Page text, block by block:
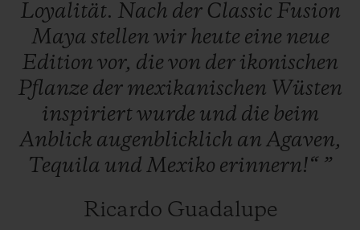
Loyalität. Nach der Classic Fusion
Maya stellen wir heute eine neue
Edition vor, die von der ikonischen
Pflanze der mexikanischen Wüsten
inspiriertwurde und die beim
Anblick augenblicklich an Agaven,
Tequila und Mexiko erinnern!“ ”
Ricardo Guadalupe